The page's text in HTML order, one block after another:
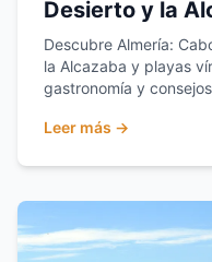
Desierto y la
Descubre Almería:
la Alcazaba y playas
gastronomía y
Leer más →